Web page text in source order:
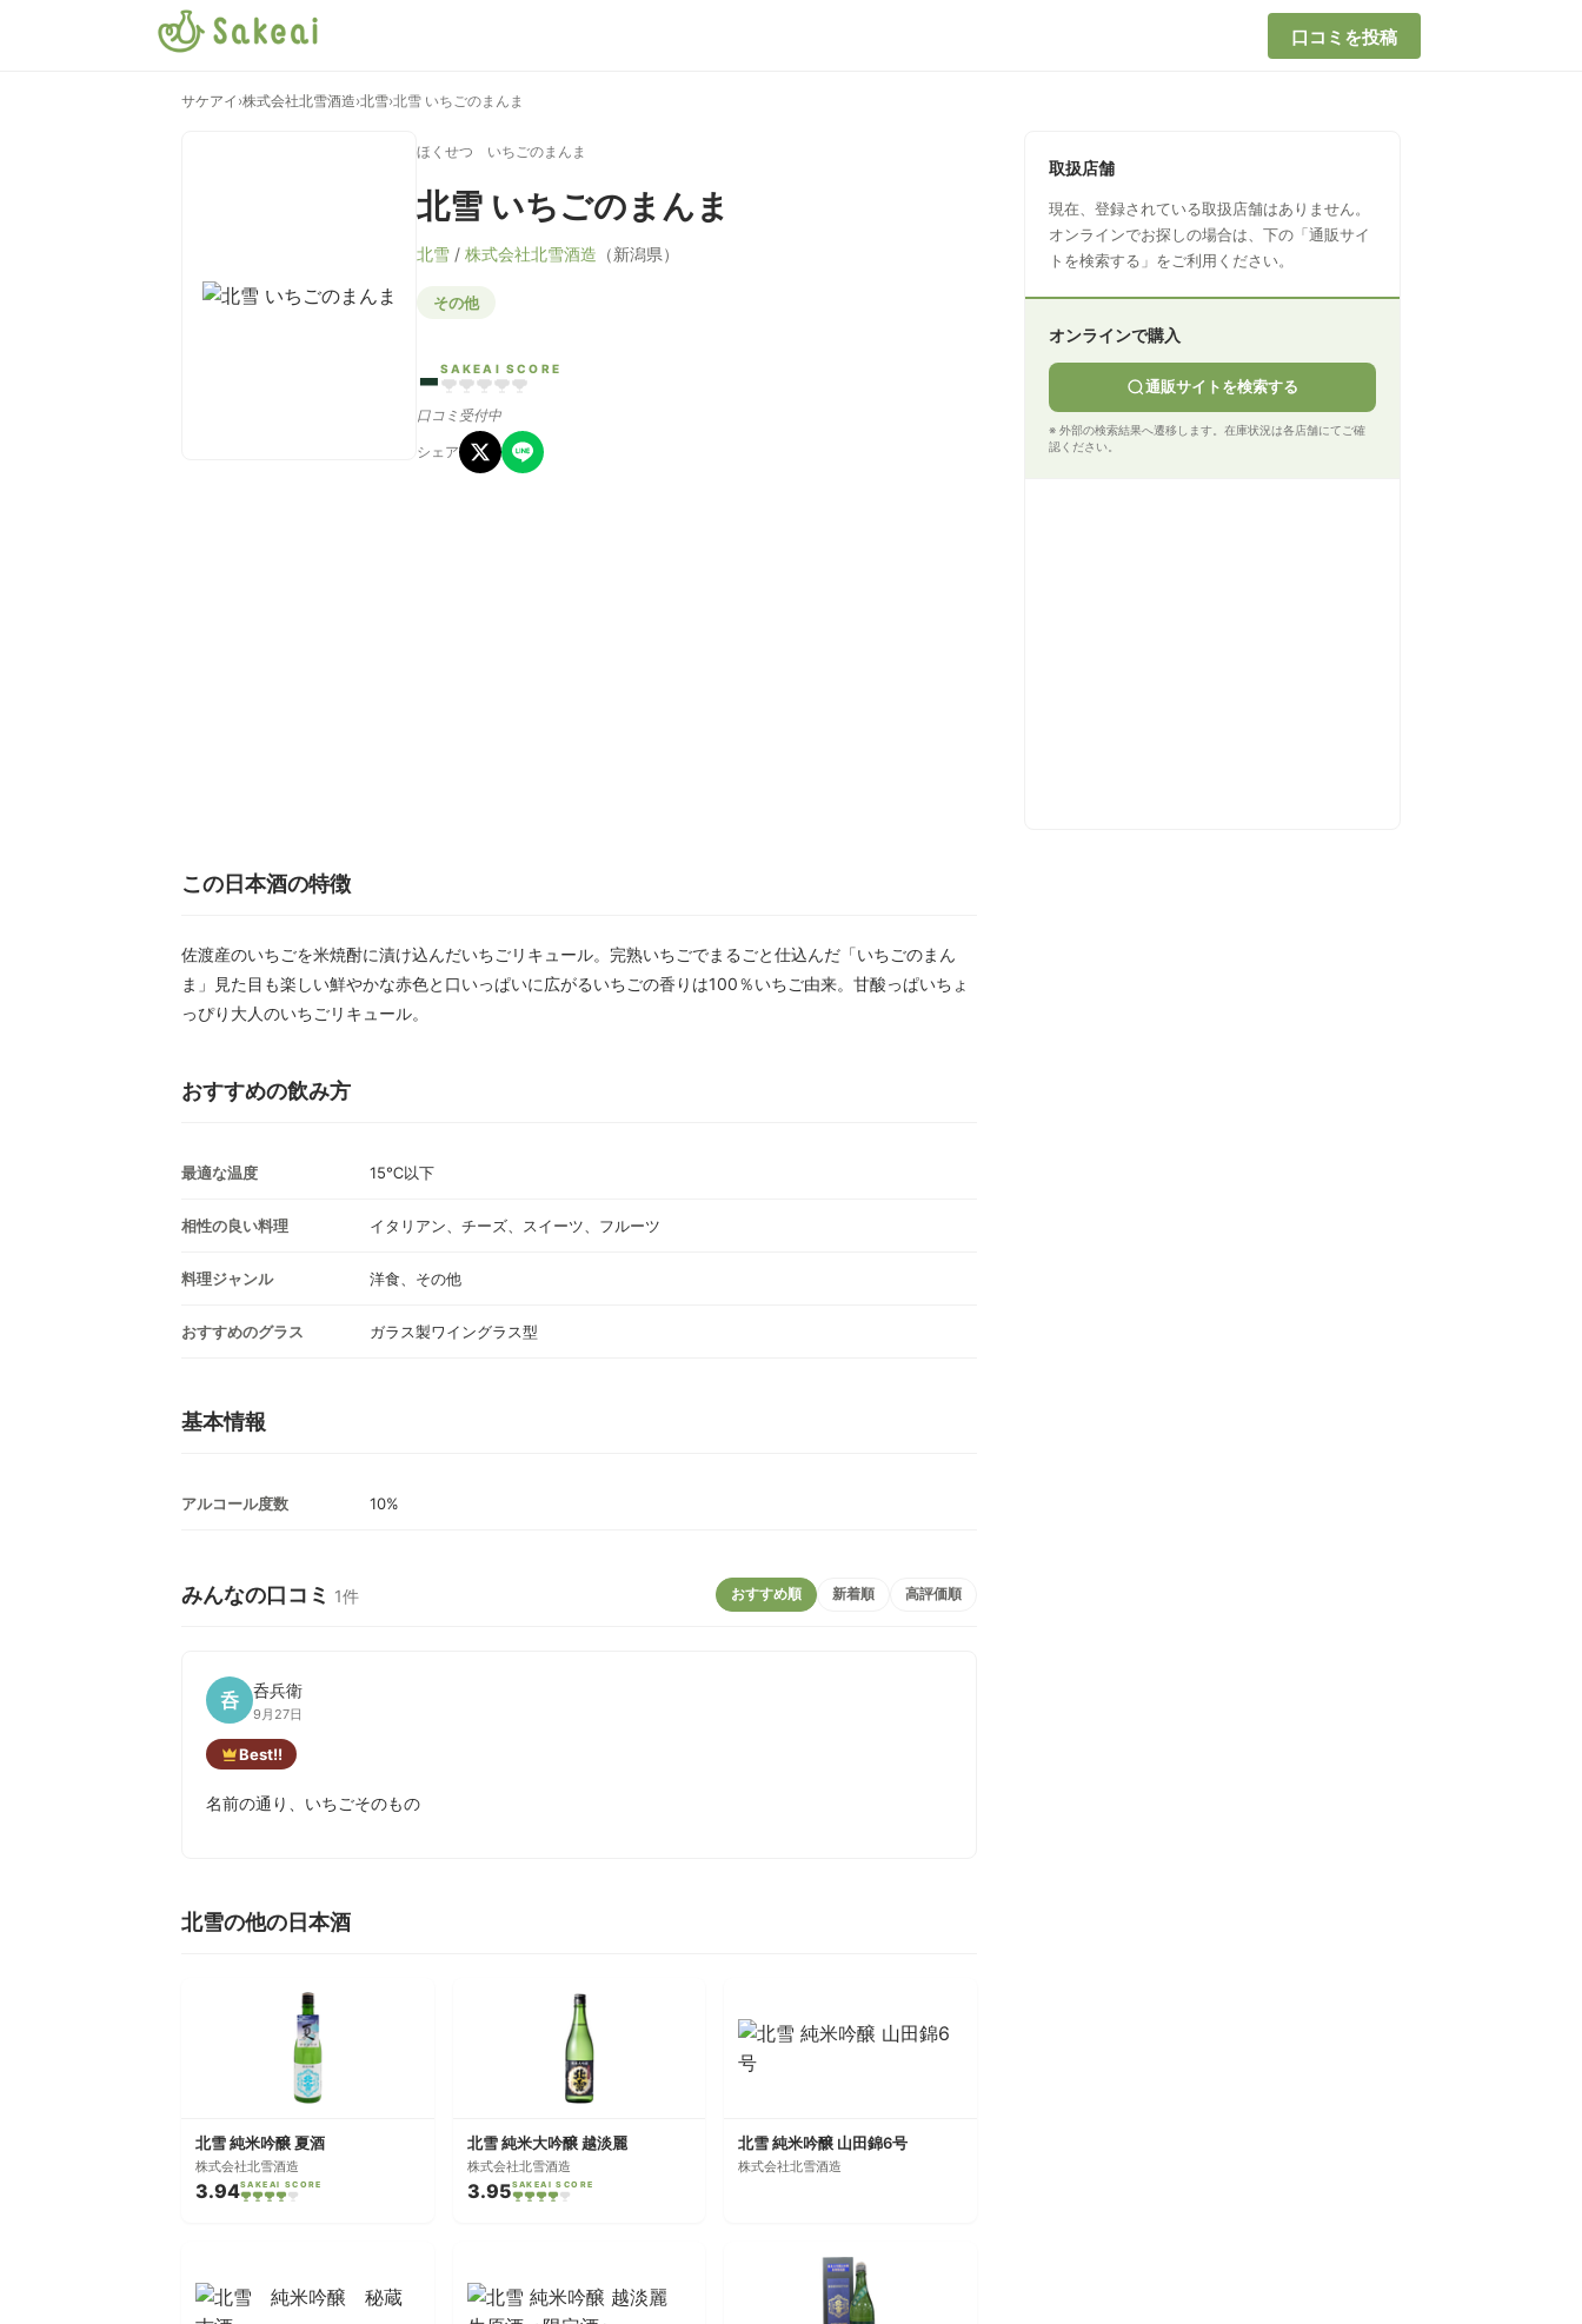
口コミを投稿
サケアイ ›株式会社北雪酒造›北雪›北雪 いちごのまんま
ほくせつ いちごのまんま
北雪 いちごのまんま
北雪 / 株式会社北雪酒造 （新潟県）
その他
-SAKEAI SCORE
口コミ受付中
シェア
取扱店舗
現在、登録されている取扱店舗はありません。
オンラインでお探しの場合は、下の「通販サイ
トを検索する」をご利用ください。
オンラインで購入
通販サイトを検索する
※ 外部の検索結果へ遷移します。在庫状況は各店舗にてご確
認ください。
この日本酒の特徴
佐渡産のいちごを米焼酎に漬け込んだいちごリキュール。完熟いちごでまるごと仕込んだ「いちごのまん
ま」見た目も楽しい鮮やかな赤色と口いっぱいに広がるいちごの香りは100％いちご由来。甘酸っぱいちょ
っぴり大人のいちごリキュール。
おすすめの飲み方
最適な温度 15℃以下
相性の良い料理 イタリアン、チーズ、スイーツ、フルーツ
料理ジャンル 洋食、その他
おすすめのグラス ガラス製ワイングラス型
基本情報
アルコール度数 10%
みんなの口コミ 1件 おすすめ順 新着順 高評価順
呑 呑兵衛
9月27日
Best!!
名前の通り、いちごそのもの
北雪の他の日本酒
北雪 純米吟醸 夏酒
株式会社北雪酒造
3.94SAKEAI SCORE
北雪 純米大吟醸 越淡麗
株式会社北雪酒造
3.95SAKEAI SCORE
北雪 純米吟醸 山田錦6号
株式会社北雪酒造